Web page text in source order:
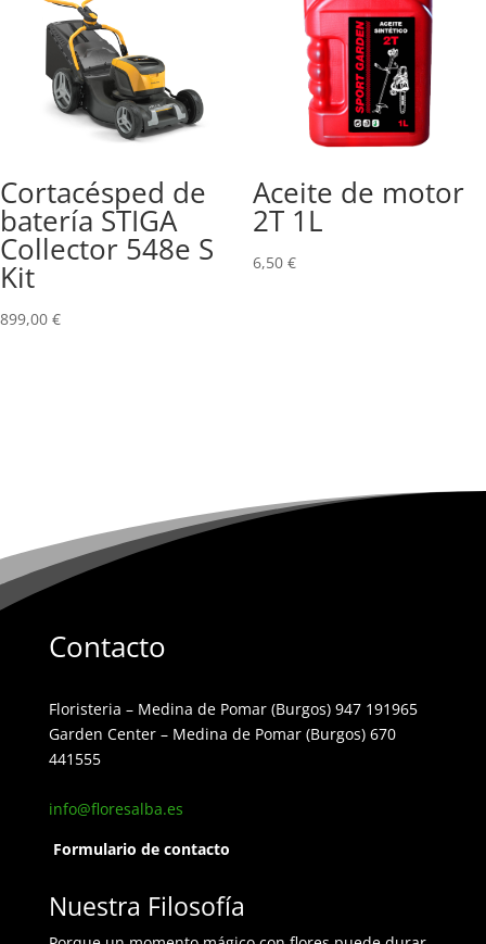
Cortacésped de
batería STIGA
Collector 548e S
Kit
899,00 €
Aceite de motor
2T 1L
6,50 €
Contacto
Floristeria – Medina de Pomar (Burgos) 947 191965
Garden Center – Medina de Pomar (Burgos) 670
441555
info@floresalba.es
Formulario de contacto
Nuestra Filosofía